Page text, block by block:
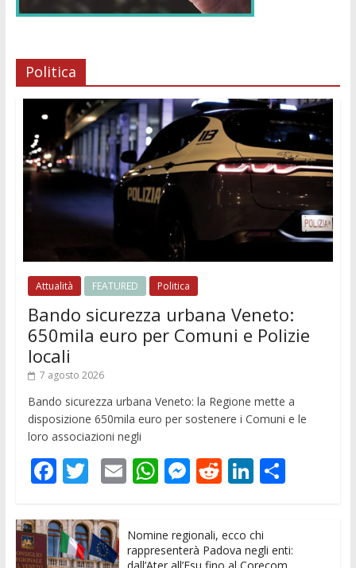
Politica
Attualità FEATURED Politica
Bando sicurezza urbana Veneto:
650mila euro per Comuni e Polizie
locali
7 agosto 2026
Bando sicurezza urbana Veneto: la Regione mette a
disposizione 650mila euro per sostenere i Comuni e le
loro associazioni negli
F
e
b
T
itt
er
E
l
W
s
M
ss
e
R
di
Li
k
e
C
di
Nomine regionali, ecco chi
rappresenterà Padova negli enti: